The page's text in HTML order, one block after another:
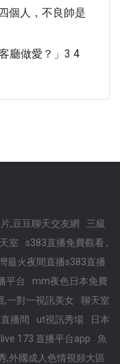
個人，不良帥是
廳做愛？」3 4
,豆豆聊天交友網
三級
室
s383直播免費觀看 ,
最火夜間直播s383直播
平台
mm夜色日本免費
,一對一視訊美女
聊天室
播間 ut視訊秀場
日本
live 173 直播平台app
魚
,外國成人色情視頻大區